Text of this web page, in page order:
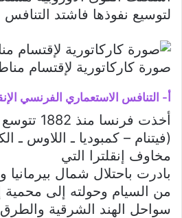
لتوسيع نفوذها فاشتد التنافس
صورة كاركاتورية لإقتسام
أ- التنافس الاستعماري الفرنسي
أخذت فرنسا
(فيتنام – كمبوديا ـ اللاوس ـ
مخاوف إنقلترا التي
بادرت باحتلال شمال
من السيام وحولته إلى محمية
سواحل الهند الشرقية والطرق